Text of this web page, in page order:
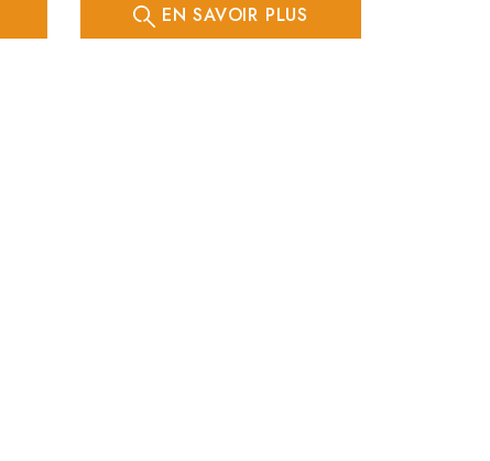
EN SAVOIR PLUS